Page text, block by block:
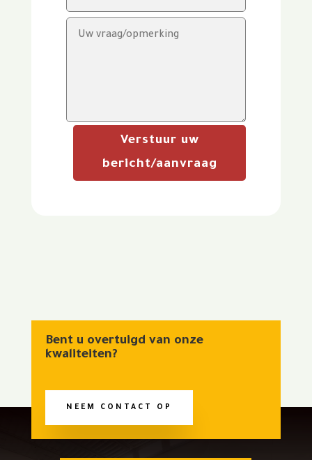
Verstuur uw
bericht/aanvraag
Bent u overtuigd van onze
kwaliteiten?
NEEM CONTACT OP